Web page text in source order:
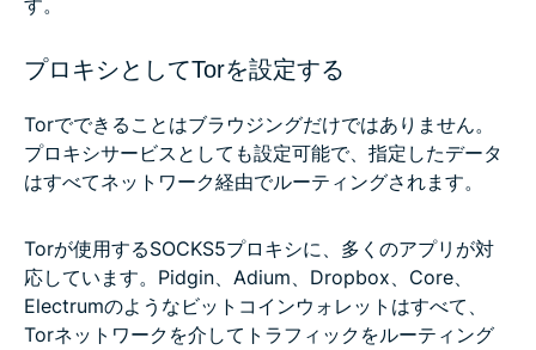
す。
プロキシとしてTorを設定する
Torでできることはブラウジングだけではありません。
プロキシサービスとしても設定可能で、指定したデータ
はすべてネットワーク経由でルーティングされます。
Torが使用するSOCKS5プロキシに、多くのアプリが対
応しています。Pidgin、Adium、Dropbox、Core、
Electrumのようなビットコインウォレットはすべて、
Torネットワークを介してトラフィックをルーティング